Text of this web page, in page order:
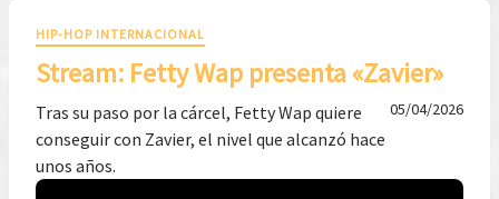
HIP-HOP INTERNACIONAL
Stream: Fetty Wap presenta «Zavier»
Tras su paso por la cárcel, Fetty Wap quiere
conseguir con Zavier, el nivel que alcanzó hace
unos años.
05/04/2026